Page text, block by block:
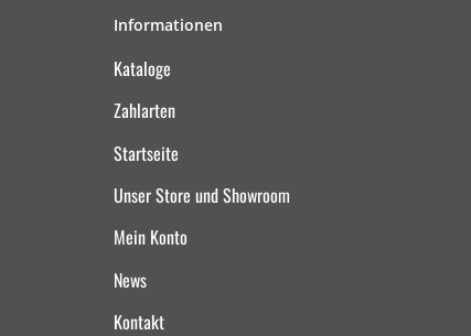
Informationen
Kataloge
Zahlarten
Startseite
Unser Store und Showroom
Mein Konto
News
Kontakt